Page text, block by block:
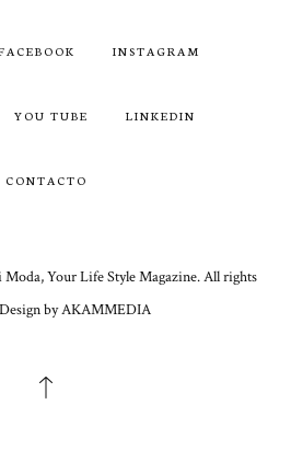
INSTAGRAM
YOU TUBE LINKEDIN
CONTACTO
Your Life Style Magazine. All rights
by AKAMMEDIA